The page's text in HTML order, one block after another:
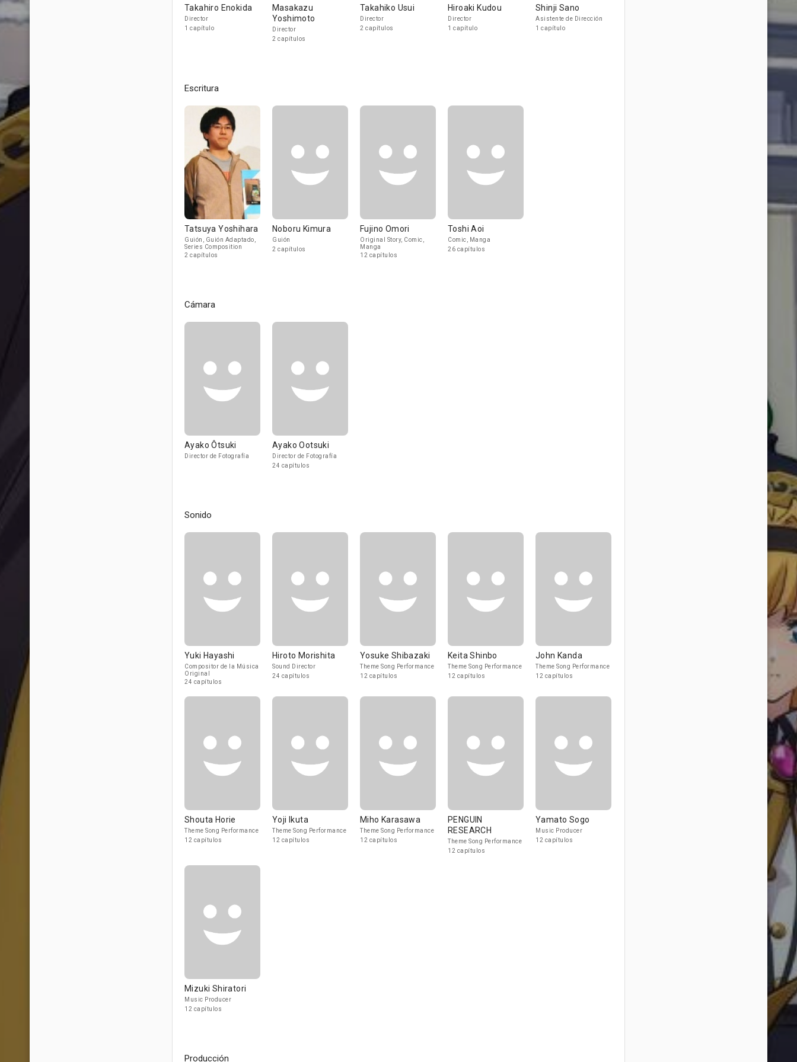
Takahiro Enokida
Director
1 capítulo
Masakazu
Yoshimoto
Director
2 capítulos
Takahiko Usui
Director
2 capítulos
Hiroaki Kudou
Director
1 capítulo
Shinji Sano
Asistente de Dirección
1 capítulo
Escritura
Tatsuya Yoshihara
Guión, Guión Adaptado,
Series Composition
2 capítulos
Noboru Kimura
Guión
2 capítulos
Fujino Omori
Original Story, Comic,
Manga
12 capítulos
Toshi Aoi
Comic, Manga
26 capítulos
Cámara
Ayako Ôtsuki
Director de Fotografía
Ayako Ootsuki
Director de Fotografía
24 capítulos
Sonido
Yuki Hayashi
Compositor de la Música
Original
24 capítulos
Hiroto Morishita
Sound Director
24 capítulos
Yosuke Shibazaki
Theme Song Performance
12 capítulos
Keita Shinbo
Theme Song Performance
12 capítulos
John Kanda
Theme Song Performance
12 capítulos
Shouta Horie
Theme Song Performance
12 capítulos
Yoji Ikuta
Theme Song Performance
12 capítulos
Miho Karasawa
Theme Song Performance
12 capítulos
PENGUIN
RESEARCH
Theme Song Performance
12 capítulos
Yamato Sogo
Music Producer
12 capítulos
Mizuki Shiratori
Music Producer
12 capítulos
Producción